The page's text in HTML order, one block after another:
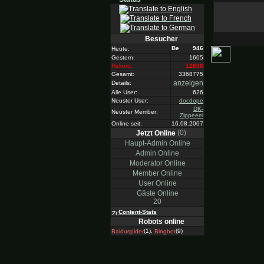
Besucher
Heute:
946
Gestern:
1605
Rekord:
12836
Gesamt:
3368775
Details:
anzeigen
Alle User:
626
Neuster User:
docdope
Neuster Member:
DK-
Zippeeel
Online seit:
16.08.2007
Jetzt Online (0)
Haupt-Admin Online
Admin Online
Moderator Online
Member Online
User Online
Gäste Online
20
Content-Stats
Robots online
Baiduspider(1), Bingbot(9)